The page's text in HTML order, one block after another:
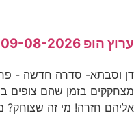
ערוץ הופ 09-08-2026
מצחקקים בזמן שהם צופים
אליהם חזרה! מי זה שצוחק? מוג'ו